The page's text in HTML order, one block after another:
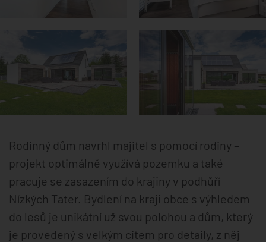
Rodinný dům navrhl majitel s pomocí rodiny –
projekt optimálně využívá pozemku a také
pracuje se zasazením do krajiny v podhůří
Nízkých Tater. Bydlení na kraji obce s výhledem
do lesů je unikátní už svou polohou a dům, který
je provedený s velkým citem pro detaily, z něj